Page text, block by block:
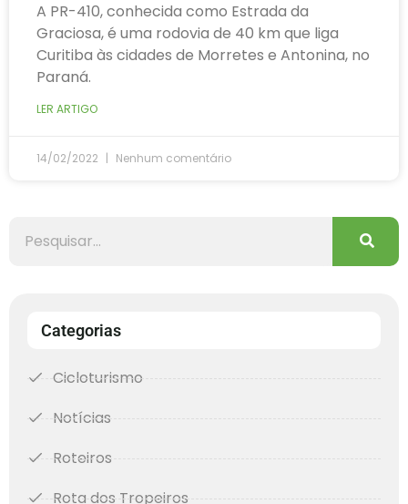
A PR-410, conhecida como Estrada da
Graciosa, é uma rodovia de 40 km que liga
Curitiba às cidades de Morretes e Antonina, no
Paraná.
LER ARTIGO
14/02/2022 Nenhum comentário
Categorias
Cicloturismo
Notícias
Roteiros
Rota dos Tropeiros